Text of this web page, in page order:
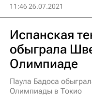
11:46 26.07.2021
Испанская
обыграла
Олимпиаде
Паула Бадоса
Олимпиады в Токио